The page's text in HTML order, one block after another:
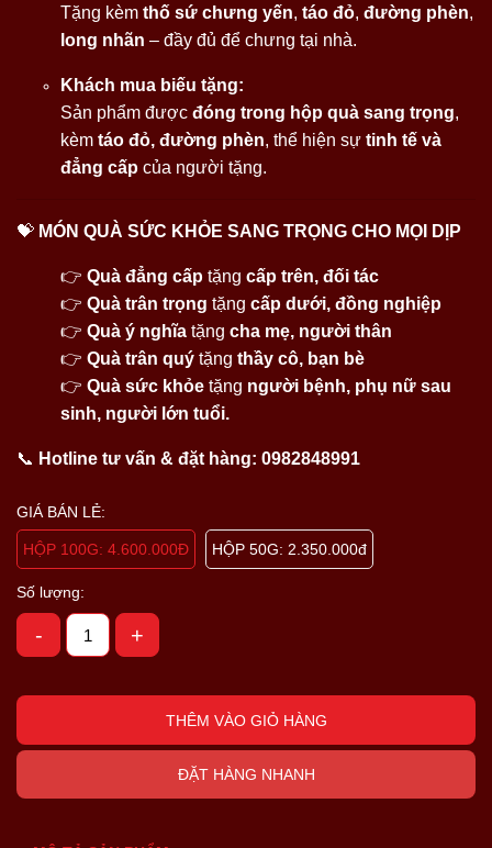
Tặng kèm thố sứ chưng yến, táo đỏ, đường phèn,
long nhãn – đầy đủ để chưng tại nhà.
Khách mua biếu tặng:
Sản phẩm được đóng trong hộp quà sang trọng,
kèm táo đỏ, đường phèn, thể hiện sự tinh tế và
đẳng cấp của người tặng.
💝 MÓN QUÀ SỨC KHỎE SANG TRỌNG CHO MỌI DỊP
👉 Quà đẳng cấp tặng cấp trên, đối tác
👉 Quà trân trọng tặng cấp dưới, đồng nghiệp
👉 Quà ý nghĩa tặng cha mẹ, người thân
👉 Quà trân quý tặng thầy cô, bạn bè
👉 Quà sức khỏe tặng người bệnh, phụ nữ sau
sinh, người lớn tuổi.
📞 Hotline tư vấn & đặt hàng: 0982848991
GIÁ BÁN LẺ:
HỘP 100G: 4.600.000Đ HỘP 50G: 2.350.000đ
Số lượng:
- +
THÊM VÀO GIỎ HÀNG
ĐẶT HÀNG NHANH